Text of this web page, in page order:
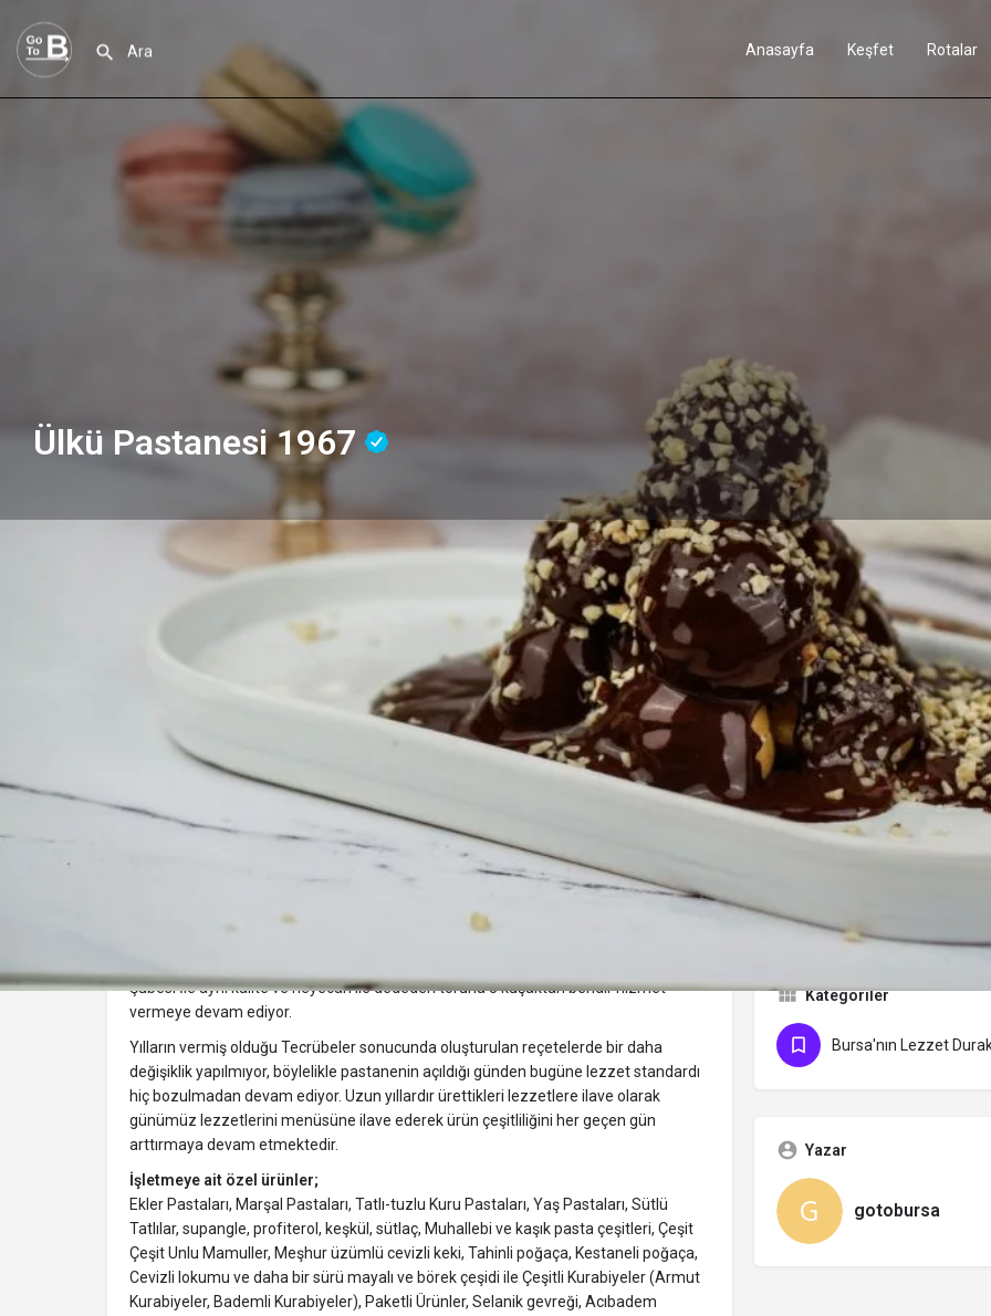
Anasayfa Keşfet Rotalar
Ülkü Pastanesi 1967
Profil Yorumlar 0 Etkinlikler 0 Jobs 0
Favorilere Ekle Paylaş Yorum Yap
Açıklama
Ülkü Pastanesi 1967
DEDEDEN TORUNA 55 YILLIK BİR LEZZET HİKAYESİ
Hikâyesi 1967 yılında başlayan Ülkü Pastanesi, Bursa -Yenişehir’de dünyaya gelen
Numan Büyükyanbolu ve eşi Ayten Hanım ile birlikte 15 m2 imalathanede poğaça
,tahanlı pide ,cevizli lokum ve çeşitli tatlı ve tuzlu kurabiye üretmeleri ile başlamıştır.
O günün imkanı daha az olan şartlarında başlayan lezzet yolculuğu bugün 850
Şubesi İle aynı kalite ve heyecan ile dededen toruna 3 kuşaktan beridir hizmet
vermeye devam ediyor.
Yılların vermiş olduğu Tecrübeler sonucunda oluşturulan reçetelerde bir daha
değişiklik yapılmıyor, böylelikle pastanenin açıldığı günden bugüne lezzet standardı
hiç bozulmadan devam ediyor. Uzun yıllardır ürettikleri lezzetlere ilave olarak
günümüz lezzetlerini menüsüne ilave ederek ürün çeşitliliğini her geçen gün
arttırmaya devam etmektedir.
İşletmeye ait özel ürünler;
Ekler Pastaları, Marşal Pastaları, Tatlı-tuzlu Kuru Pastaları, Yaş Pastaları, Sütlü
Tatlılar, supangle, profiterol, keşkül, sütlaç, Muhallebi ve kaşık pasta çeşitleri, Çeşit
Çeşit Unlu Mamuller, Meşhur üzümlü cevizli keki, Tahinli poğaça, Kestaneli poğaça,
Cevizli lokumu ve daha bir sürü mayalı ve börek çeşidi ile Çeşitli Kurabiyeler (Armut
Kurabiyeler, Bademli Kurabiyeler), Paketli Ürünler, Selanik gevreği, Acıbadem
Gallery
Kategoriler
Bursa'nın Lezzet
Yazar
gotobursa